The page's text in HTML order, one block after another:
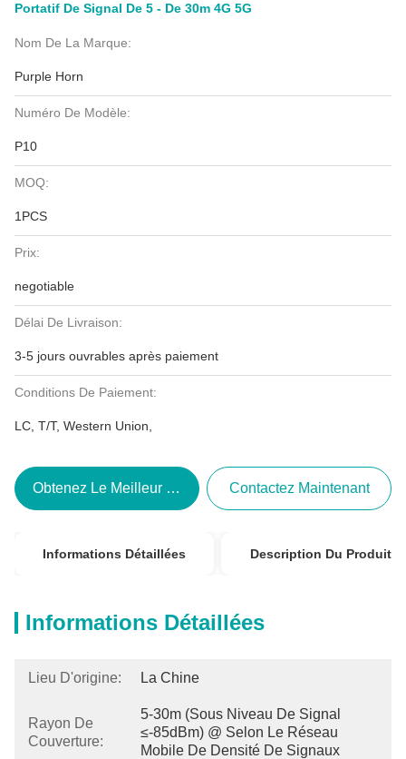
Portatif De Signal De 5 - De 30m 4G 5G
Nom De La Marque:
Purple Horn
Numéro De Modèle:
P10
MOQ:
1PCS
Prix:
negotiable
Délai De Livraison:
3-5 jours ouvrables après paiement
Conditions De Paiement:
LC, T/T, Western Union,
Obtenez Le Meilleur Prix Contactez Maintenant
Informations Détaillées Description Du Produit
Informations Détaillées
Lieu D'origine: La Chine
Rayon De
Couverture:
5-30m (sous Niveau De Signal
≤-85dBm) @ Selon Le Réseau
Mobile De Densité De Signaux